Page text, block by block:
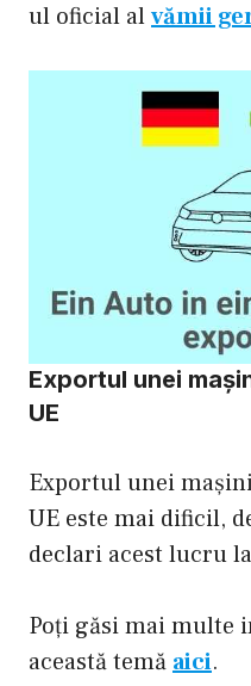
ul oficial alvămii
Exportul unei
UE
Exportul unei
UE este mai dificil,
declari acest lucru
Poți găsi mai multe
această temăaici.